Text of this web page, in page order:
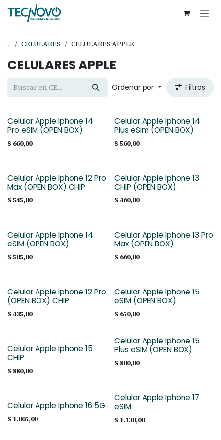
Ir al contenido
... CELULARES CELULARES APPLE
CELULARES APPLE
Ordenar por Filtros
Celular Apple Iphone 14
Pro eSIM (OPEN BOX)
$ 660,00
Celular Apple Iphone 14
Plus eSim (OPEN BOX)
$560,00
Celular Apple Iphone 12 Pro
Max (OPEN BOX) CHIP
$545,00
Celular Apple Iphone 13
CHIP (OPEN BOX)
$460,00
Celular Apple Iphone 14
eSIM (OPEN BOX)
$505,00
Celular Apple Iphone 13 Pro
Max (OPEN BOX)
$ 660,00
Celular Apple Iphone 12 Pro
(OPEN BOX) CHIP
$435,00
Celular Apple Iphone 15
eSIM (OPEN BOX)
$ 650,00
Celular Apple Iphone 15
CHIP
$ 880,00
Celular Apple Iphone 15
Plus eSIM (OPEN BOX)
$ 800,00
Celular Apple Iphone 16 5G
$ 1.005,00
Celular Apple Iphone 17
eSIM
$ 1.130,00